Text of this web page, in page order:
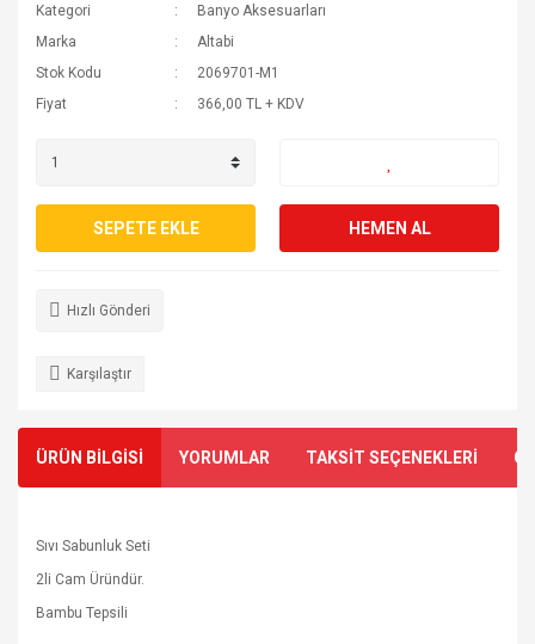
Kategori
Banyo Aksesuarları
Marka
Altabi
Stok Kodu
2069701-M1
Fiyat
366,00 TL + KDV
SEPETE EKLE HEMEN AL
Hızlı Gönderi
Karşılaştır
ÜRÜN BİLGİSİ YORUMLAR TAKSİT SEÇENEKLERİ
Sıvı Sabunluk Seti
2li Cam Üründür.
Bambu Tepsili